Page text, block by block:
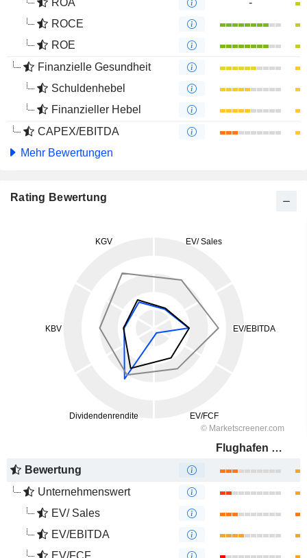
ROA
-
ROCE
ROE
Finanzielle Gesundheit
Schuldenhebel
Finanzieller Hebel
CAPEX/EBITDA
Mehr Bewertungen
Rating Bewertung
Flughafen Wien AG
Bewertung
Unternehmenswert
EV/ Sales
EV/EBITDA
EV/FCF